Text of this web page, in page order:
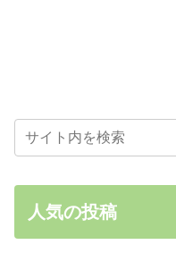
人気の投稿